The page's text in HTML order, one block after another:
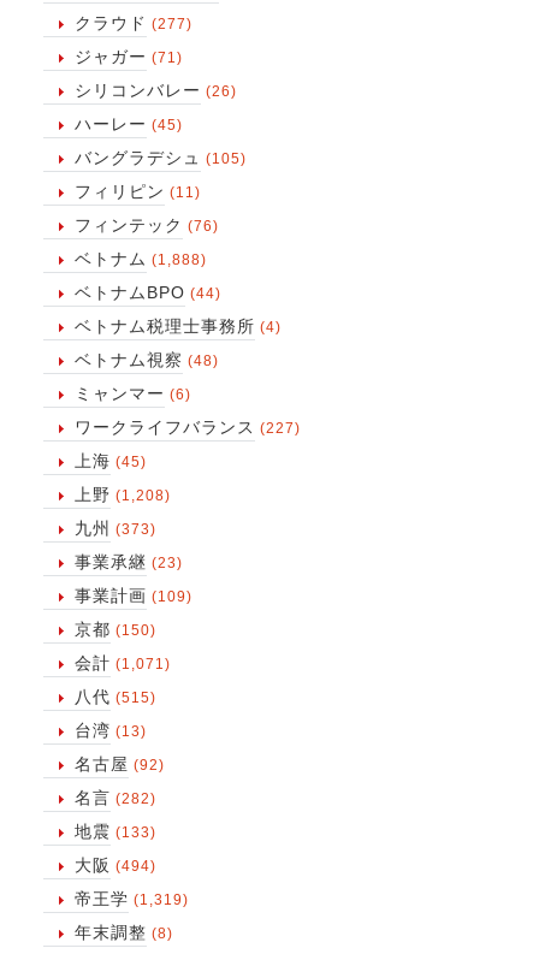
クラウド (277)
ジャガー (71)
シリコンバレー (26)
ハーレー (45)
バングラデシュ (105)
フィリピン (11)
フィンテック (76)
ベトナム (1,888)
ベトナムBPO (44)
ベトナム税理士事務所 (4)
ベトナム視察 (48)
ミャンマー (6)
ワークライフバランス (227)
上海 (45)
上野 (1,208)
九州 (373)
事業承継 (23)
事業計画 (109)
京都 (150)
会計 (1,071)
八代 (515)
台湾 (13)
名古屋 (92)
名言 (282)
地震 (133)
大阪 (494)
帝王学 (1,319)
年末調整 (8)